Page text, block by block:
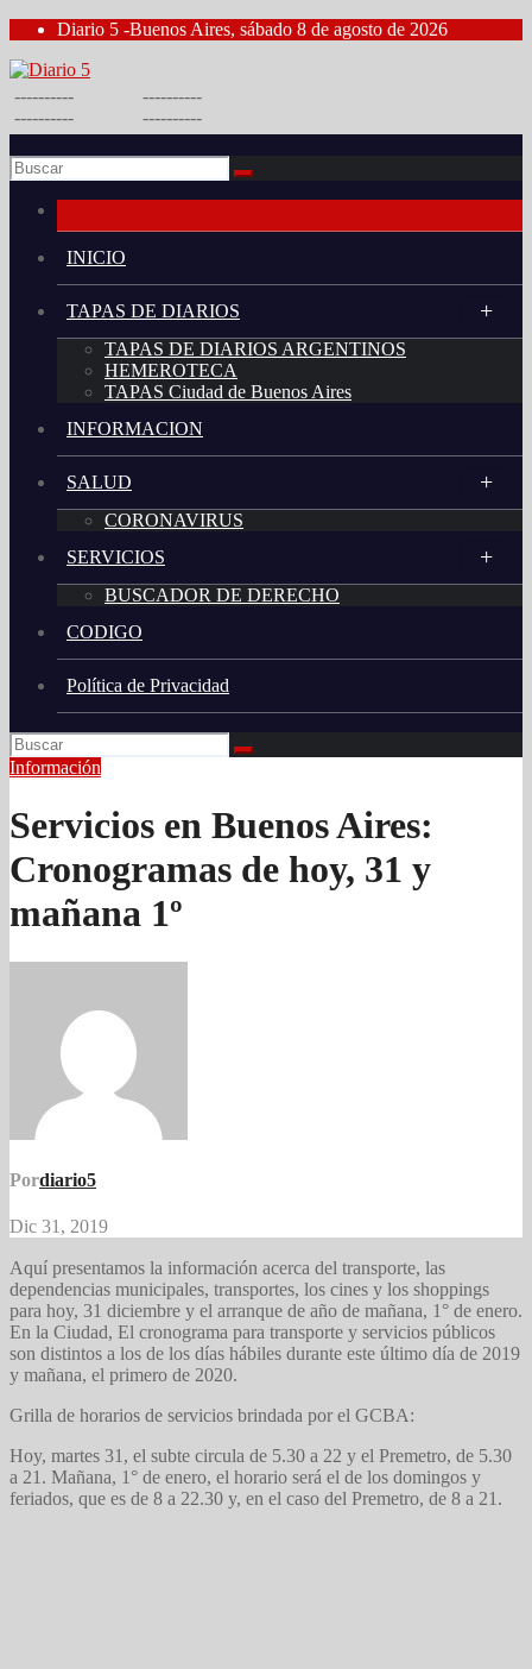
Saltar
contenido
Diario 5 -Buenos Aires, sábado 8 de agosto de 2026
----------
----------
----------
----------
INICIO
TAPAS DE DIARIOS
TAPAS DE DIARIOS ARGENTINOS
HEMEROTECA
TAPAS Ciudad de Buenos Aires
INFORMACION
SALUD
CORONAVIRUS
SERVICIOS
BUSCADOR DE DERECHO
CODIGO
Política de Privacidad
Información
Servicios en Buenos Aires:
Cronogramas de hoy, 31 y
mañana 1º
Pordiario5
Dic 31, 2019
Aquí presentamos la información acerca del transporte, las
dependencias municipales, transportes, los cines y los shoppings
para hoy, 31 diciembre y el arranque de año de mañana, 1° de enero.
En la Ciudad, El cronograma para transporte y servicios públicos
son distintos a los de los días hábiles durante este último día de 2019
y mañana, el primero de 2020.
Grilla de horarios de servicios brindada por el GCBA:
Hoy, martes 31, el subte circula de 5.30 a 22 y el Premetro, de 5.30
a 21. Mañana, 1° de enero, el horario será el de los domingos y
feriados, que es de 8 a 22.30 y, en el caso del Premetro, de 8 a 21.